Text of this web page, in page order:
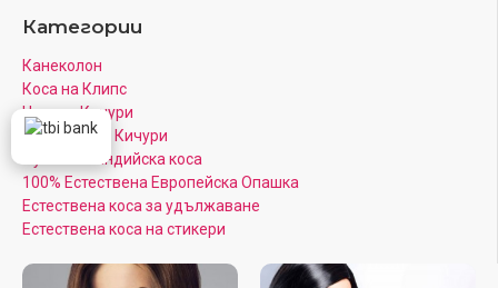
Категории
Канеколон
Коса на Клипс
Цветни Кичури
Кератинови Кичури
Луксозна Индийска коса
100% Естествена Европейска Опашка
Естествена коса за удължаване
Естествена коса на стикери